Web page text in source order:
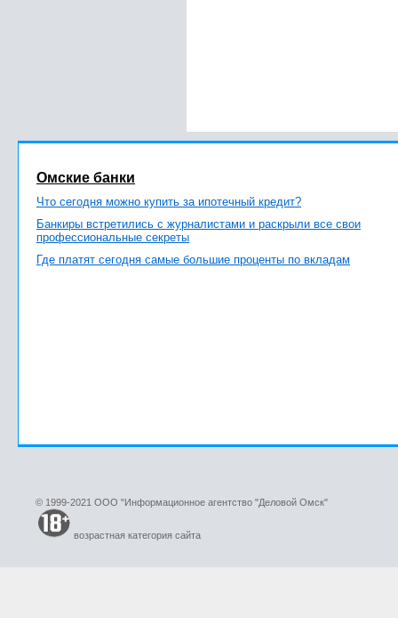
Омские банки
Что сегодня можно купить за ипотечный кредит?
Банкиры встретились с журналистами и раскрыли все свои
профессиональные секреты
Где платят сегодня самые большие проценты по вкладам
© 1999-2021 ООО "Информационное агентство "Деловой Омск"
возрастная категория сайта